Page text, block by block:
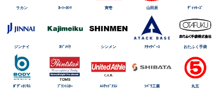
ラカン ｶｰｼｰｶｼﾏ 寅壱 山田辰 ﾃﾞｨｯｷｰｽﾞ
ジンナイ ｶｼﾞﾒｲｸ シンメン ｱﾀｯｸﾍﾞｰｽ おたふく手袋
ﾎﾞﾃﾞｨﾀﾌﾈｽ ﾌﾟﾘﾝﾄｽﾀｰ ﾕﾆﾃｯﾄﾞｱｽﾚ ｼﾊﾞﾗ工業 丸五